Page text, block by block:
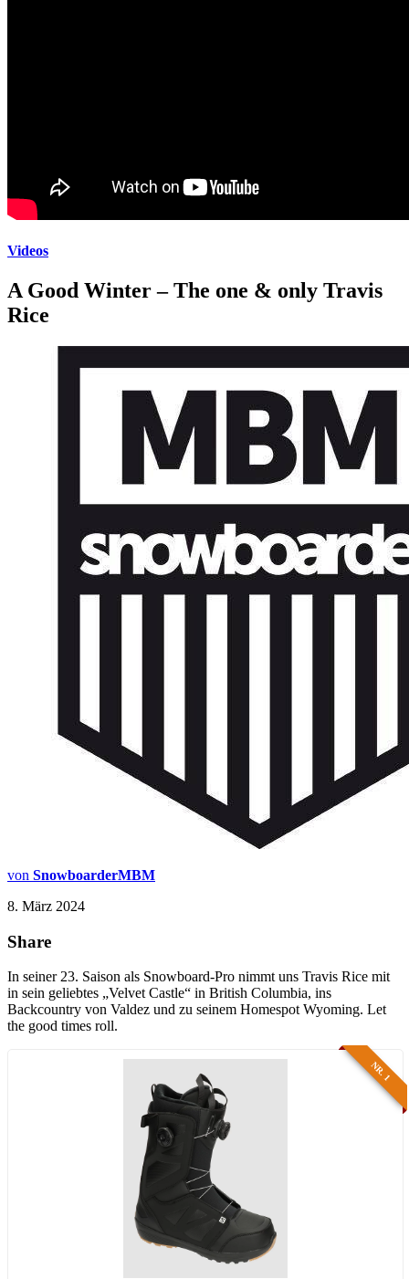
Videos
A Good Winter – The one & only Travis
Rice
von SnowboarderMBM
8. März 2024
Share
In seiner 23. Saison als Snowboard-Pro nimmt uns Travis Rice mit
in sein geliebtes „Velvet Castle“ in British Columbia, ins
Backcountry von Valdez und zu seinem Homespot Wyoming. Let
the good times roll.
NR. 1